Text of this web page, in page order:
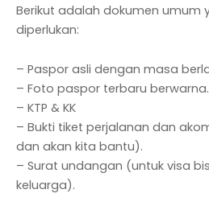
Berikut adalah dokumen umum
diperlukan:
– Paspor asli dengan masa
– Foto paspor terbaru berwarna.
– KTP & KK
– Bukti tiket perjalanan dan
dan akan kita bantu).
– Surat undangan (untuk visa
keluarga).